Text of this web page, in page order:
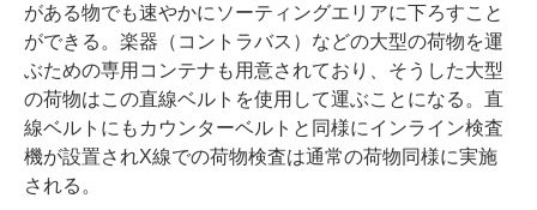
がある物でも速やかにソーティングエリアに下ろすこと
ができる。楽器（コントラバス）などの大型の荷物を運
ぶための専用コンテナも用意されており、そうした大型
の荷物はこの直線ベルトを使用して運ぶことになる。直
線ベルトにもカウンターベルトと同様にインライン検査
機が設置されX線での荷物検査は通常の荷物同様に実施
される。